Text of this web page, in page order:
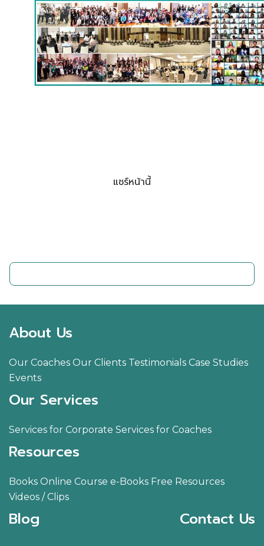
แชร์หน้านี้
About Us
Our Coaches Our Clients Testimonials Case Studies
Events
Our Services
Services for Corporate Services for Coaches
Resources
Books Online Course e-Books Free Resources
Videos / Clips
Blog Contact Us